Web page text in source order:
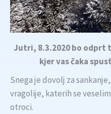
Jutri, 8.3.2020 bo odprt
kjer vas čaka
Snega je dovolj za
vragolije, katerih se
otroci.